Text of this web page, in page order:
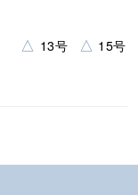
△ 13号 △ 15号